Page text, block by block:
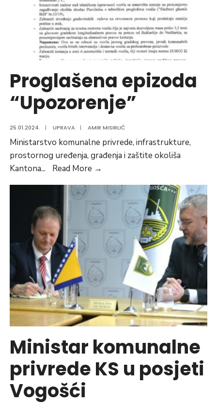
sastav
Federacije
Bosne
i
Hercegovine
Proglašena epizoda
“Upozorenje”
25.01.2024. | UPRAVA | AMIR MISIRLIĆ
Ministarstvo komunalne privrede, infrastrukture,
prostornog uređenja, građenja i zaštite okoliša
Kantona... Read More →
“Upozorenje”
Ministar komunalne
privrede KS u posjeti
Vogošći